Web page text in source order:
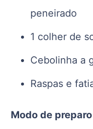
peneirado
1 colher de
Cebolinha a
Raspas e
Modo de preparo